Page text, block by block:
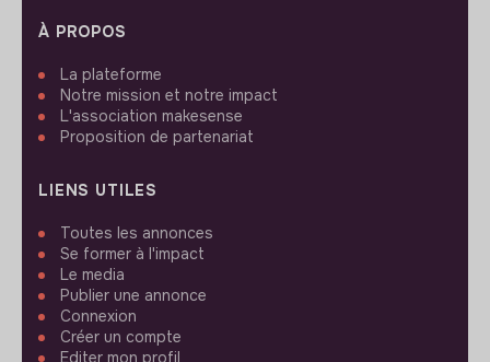
À PROPOS
La plateforme
Notre mission et notre impact
L'association makesense
Proposition de partenariat
LIENS UTILES
Toutes les annonces
Se former à l'impact
Le media
Publier une annonce
Connexion
Créer un compte
Editer mon profil